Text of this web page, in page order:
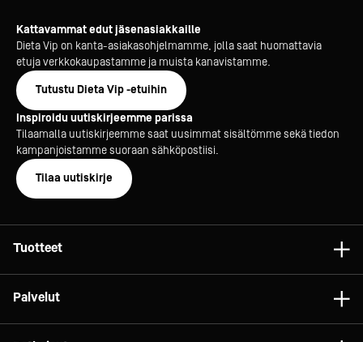
Kattavammat edut jäsenasiakkaille
Dieta Vip on kanta-asiakasohjelmamme, jolla saat huomattavia
etuja verkkokaupastamme ja muista kanavistamme.
Tutustu Dieta Vip -etuihin
Inspiroidu uutiskirjeemme parissa
Tilaamalla uutiskirjeemme saat uusimmat sisältömme sekä tiedon
kampanjoistamme suoraan sähköpostiisi.
Tilaa uutiskirje
Tuotteet
Palvelut
Konsultointi